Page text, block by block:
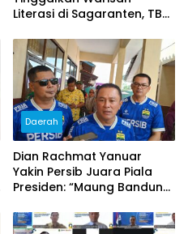
Literasi di Sagaranten, TBM
Generasi Gemar Membaca
Daerah
Dian Rachmat Yanuar
Yakin Persib Juara Piala
Presiden: “Maung Bandung